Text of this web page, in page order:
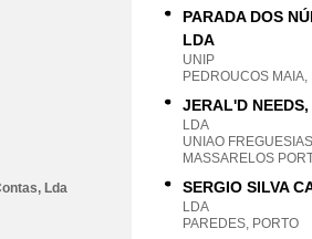
Lda
PARADA DOS
LDA
UNIP
PEDROUCOS MAIA,
JERAL'D
LDA
UNIAO
MASSARELOS
SERGIO SILVA
LDA
PAREDES, PORTO